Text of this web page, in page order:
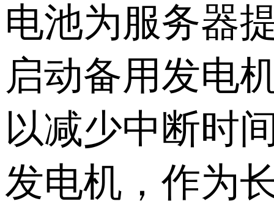
电池为服务器
启动备用发电
以减少中断时
发电机，作为